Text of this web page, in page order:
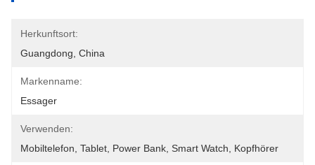
Herkunftsort:
Guangdong, China
Markenname:
Essager
Verwenden:
Mobiltelefon, Tablet, Power Bank, Smart Watch, Kopfhörer